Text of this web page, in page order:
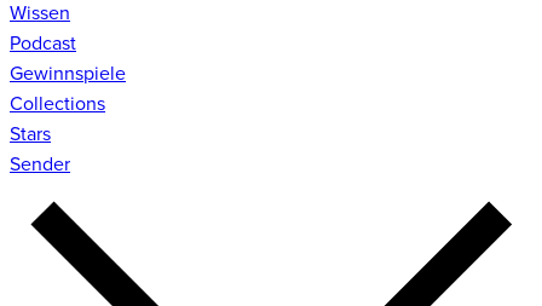
Wissen
Podcast
Gewinnspiele
Collections
Stars
Sender